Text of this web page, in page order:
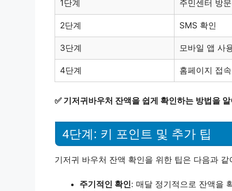
1단계 주민센터 방문
2단계 SMS 확인
3단계 모바일 앱 사
4단계 홈페이지 접속
✅ 기저귀바우처 잔액을 쉽게 확인하는 방법을
4단계: 키 포인트 및 추가 팁
기저귀 바우처 잔액 확인을 위한 팁은 다음과 같
주기적인 확인: 매달 정기적으로 잔액을